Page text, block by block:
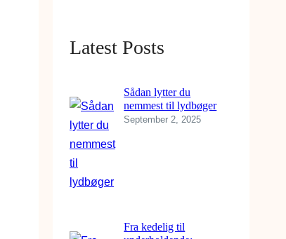
Latest Posts
Sådan lytter du
nemmest til lydbøger
September 2, 2025
Fra kedelig til